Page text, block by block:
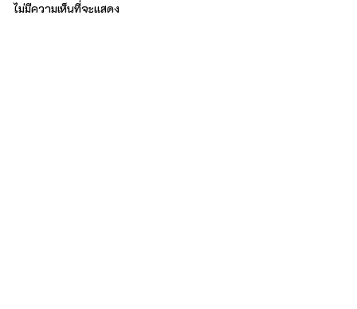
ไม่มีความเห็นที่จะแสดง